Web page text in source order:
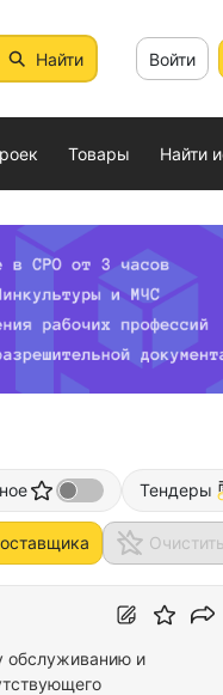
Найти Войти
Товары Найти
Тендеры
обслуживанию и